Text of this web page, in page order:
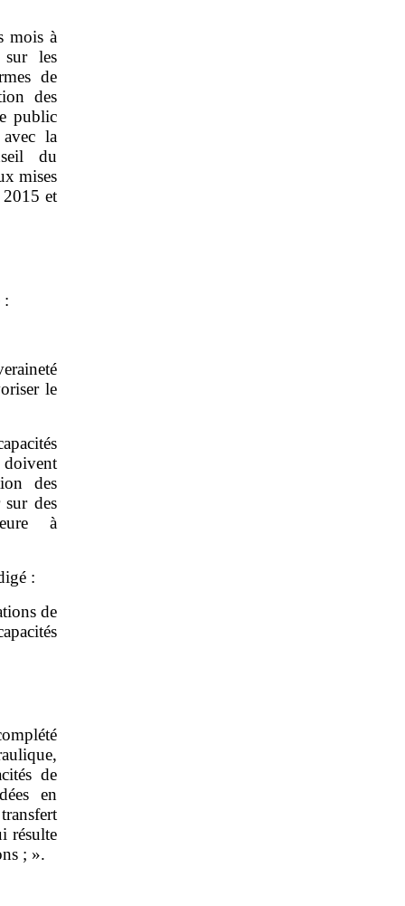
mois à
les
de
des
public
la
du
mises
2015 et
:
le
des
des
à
:
de
de
en
résulte
; ».